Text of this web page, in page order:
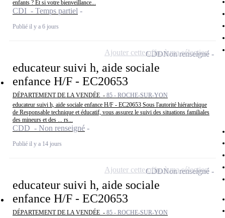
enfants ? Et si votre bienveillance...
CDI - Temps partiel
Publié il y a 6 jours
educateur suivi h, aide sociale
enfance H/F - EC20653
DÉPARTEMENT DE LA VENDÉE - 85 - ROCHE-SUR-YON
educateur suivi h, aide sociale enfance H/F - EC20653 Sous l'autorité hiérarchique
de Responsable technique et éducatif, vous assurez le suivi des situations familiales
des mineurs et des ... rs...
CDD - Non renseigné
Publié il y a 14 jours
CDDNon renseigné
Ajouter cette offre à ma sélection
educateur suivi h, aide sociale
enfance H/F - EC20653
DÉPARTEMENT DE LA VENDÉE - 85 - ROCHE-SUR-YON
CDDNon renseigné
Ajouter cette offre à ma sélection